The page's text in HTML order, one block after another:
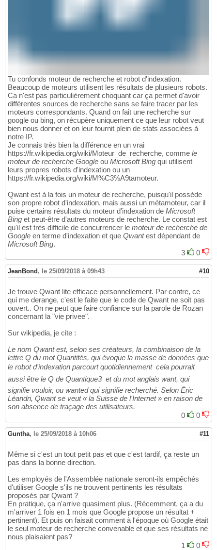
Tu confonds moteur de recherche et robot d'indexation.
Beaucoup de moteurs utilisent les résultats de plusieurs robots.
Ca n'est pas particulièrement choquant car ça permet d'avoir
différentes sources de recherche sans se faire tracer par les
moteurs correspondants. Quand on fait une recherche sur
google ou bing, on récupère uniquement ce que leur robot veut
bien nous donner et on leur fournit plein de stats associées à
notre IP.
Je connais très bien la différence en un vrai
https://fr.wikipedia.org/wiki/Moteur_de_recherche, comme le
moteur de recherche Google ou Microsoft Bing qui utilisent
leurs propres robots d'indexation ou un
https://fr.wikipedia.org/wiki/M%C3%A9tamoteur.
Qwant est à la fois un moteur de recherche, puisqu'il possède
son propre robot d'indexation, mais aussi un métamoteur, car il
puise certains résultats du moteur d'indexation de Microsoft
Bing et peut-être d'autres moteurs de recherche. Le constat est
qu'il est très difficile de concurrencer le moteur de recherche de
Google en terme d'indexation et que Qwantest dépendant de
Microsoft Bing.
3
0
JeanBond, le 25/09/2018 à 09h43 #10
Je trouve Qwant lite efficace personnellement. Par contre, ce
qui me derange, c'est le faite que le code de Qwant ne soit pas
ouvert.. On ne peut que faire confiance sur la parole de Rozan
concernant la "vie privee".
Sur wikipedia, je cite :
Le nom Qwant est, selon ses créateurs, la combinaison de la
lettre Q du mot Quantités, qui évoque la masse de données que
le robot d'indexation parcourt quotidiennement  cela pourrait
aussi être le Q de Quantique3  et du mot anglais want, qui
signifie vouloir, ou wanted qui signifie recherché. Selon Éric
Léandri, Qwant se veut « la Suisse de l'Internet » en raison de
son absence de traçage des utilisateurs.
0
0
Guntha, le 25/09/2018 à 10h06 #11
Même si c'est un tout petit pas et que c'est tardif, ça reste un
pas dans la bonne direction.
Les employés de l'Assemblée nationale seront-ils empêchés
d'utiliser Google s'ils ne trouvent pertinents les résultats
proposés par Qwant ?
En pratique, ça n'arrive quasiment plus. (Récemment, ça a du
m'arriver 1 fois en 1 mois que Google propose un résultat +
pertinent). Et puis on faisait comment à l'époque où Google était
le seul moteur de recherche convenable et que ses résultats ne
nous plaisaient pas?
1
0